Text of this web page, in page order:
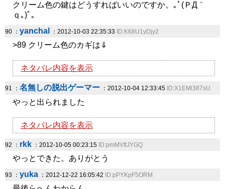
クリーム色の鍵はどうすればいいのですか。｡ﾟ(ＰД｀
ｑ｡)ﾟ｡
90 ： yanchal ：2012-10-03 22:35:33 ID:K68U1yDjy2
>89 クリーム色のカギは⇓
ネタバレ内容を表示
91 ： 名無しの脱出ゲーマー ：2012-10-04 12:33:45 ID:X1EMl387sU
やっと出られました
ネタバレ内容を表示
92 ： rkk ：2012-10-05 00:23:15 ID:pmMVftJYGQ
やっとできた。ありがとう
93 ： yuka ：2012-12-22 16:05:42 ID:pPYKpF5ORM